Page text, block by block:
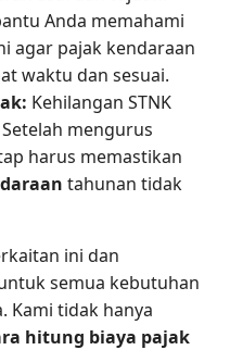
Anda memahami
agar pajak kendaraan
waktu dan sesuai.
Kehilangan STNK
mengurus
harus memastikan
tahunan tidak
ini dan
semua kebutuhan
Kami tidak hanya
hitung biaya pajak